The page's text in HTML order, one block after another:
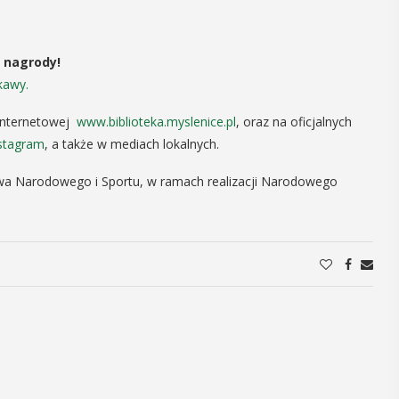
www.biblioteka.myslenice.pl, oraz na oficjalnych
, a także w mediach lokalnych.
Narodowego i Sportu, w ramach realizacji Narodowego
Spotkanie
Seniorów w
Jaworniku
przygotować się na nadchodzące lato,